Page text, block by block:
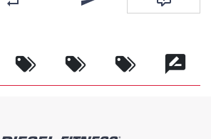
Karşılaştırma listesine ekleArkadaşına e-posta ile
Soru sor